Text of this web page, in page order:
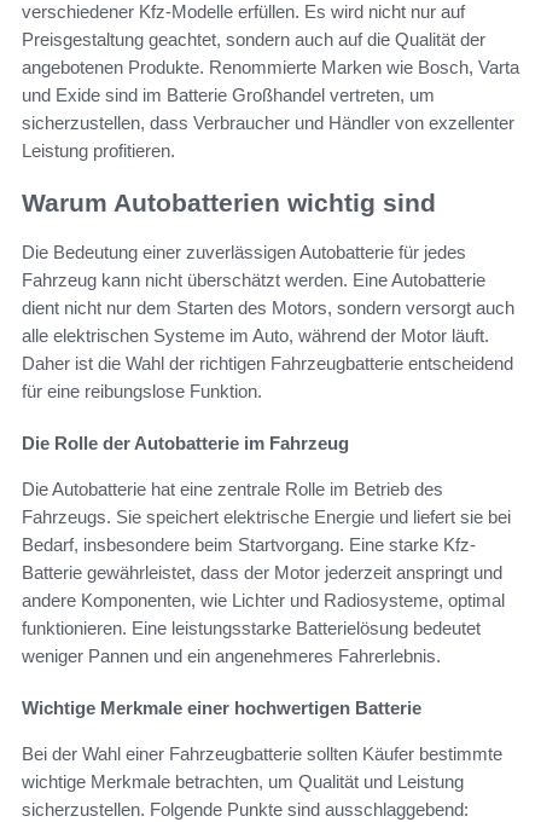
verschiedener Kfz-Modelle erfüllen. Es wird nicht nur auf
Preisgestaltung geachtet, sondern auch auf die Qualität der
angebotenen Produkte. Renommierte Marken wie Bosch, Varta
und Exide sind im Batterie Großhandel vertreten, um
sicherzustellen, dass Verbraucher und Händler von exzellenter
Leistung profitieren.
Warum Autobatterien wichtig sind
Die Bedeutung einer zuverlässigen Autobatterie für jedes
Fahrzeug kann nicht überschätzt werden. Eine Autobatterie
dient nicht nur dem Starten des Motors, sondern versorgt auch
alle elektrischen Systeme im Auto, während der Motor läuft.
Daher ist die Wahl der richtigen Fahrzeugbatterie entscheidend
für eine reibungslose Funktion.
Die Rolle der Autobatterie im Fahrzeug
Die Autobatterie hat eine zentrale Rolle im Betrieb des
Fahrzeugs. Sie speichert elektrische Energie und liefert sie bei
Bedarf, insbesondere beim Startvorgang. Eine starke Kfz-
Batterie gewährleistet, dass der Motor jederzeit anspringt und
andere Komponenten, wie Lichter und Radiosysteme, optimal
funktionieren. Eine leistungsstarke Batterielösung bedeutet
weniger Pannen und ein angenehmeres Fahrerlebnis.
Wichtige Merkmale einer hochwertigen Batterie
Bei der Wahl einer Fahrzeugbatterie sollten Käufer bestimmte
wichtige Merkmale betrachten, um Qualität und Leistung
sicherzustellen. Folgende Punkte sind ausschlaggebend: